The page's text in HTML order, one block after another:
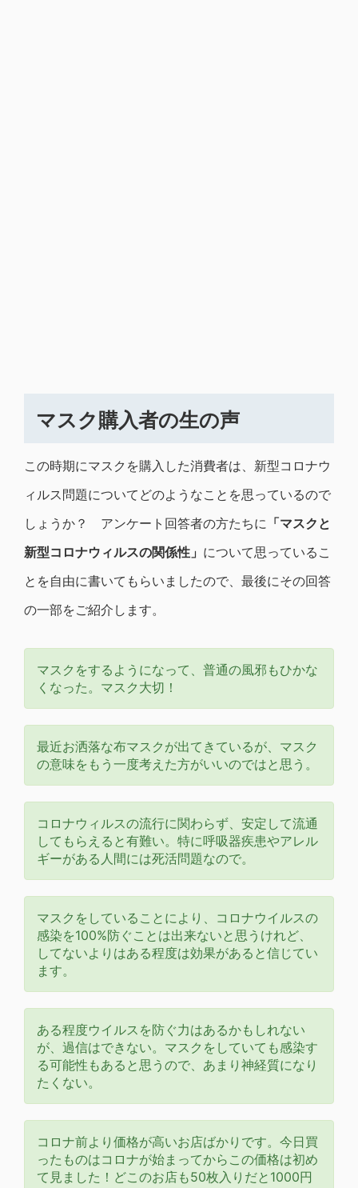
マスク購入者の生の声
この時期にマスクを購入した消費者は、新型コロナウ
ィルス問題についてどのようなことを思っているので
しょうか？ アンケート回答者の方たちに 「マスクと
新型コロナウィルスの関係性」 について思っているこ
とを自由に書いてもらいましたので、最後にその回答
の一部をご紹介します。
マスクをするようになって、普通の風邪もひかな
くなった。マスク大切！
最近お洒落な布マスクが出てきているが、マスク
の意味をもう一度考えた方がいいのではと思う。
コロナウィルスの流行に関わらず、安定して流通
してもらえると有難い。特に呼吸器疾患やアレル
ギーがある人間には死活問題なので。
マスクをしていることにより、コロナウイルスの
感染を100%防ぐことは出来ないと思うけれど、
してないよりはある程度は効果があると信じてい
ます。
ある程度ウイルスを防ぐ力はあるかもしれない
が、過信はできない。マスクをしていても感染す
る可能性もあると思うので、あまり神経質になり
たくない。
コロナ前より価格が高いお店ばかりです。今日買
ったものはコロナが始まってからこの価格は初め
て見ました！どこのお店も50枚入りだと1000円